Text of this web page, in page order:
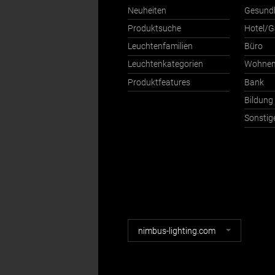
Neuheiten
Produktsuche
Leuchtenfamilien
Leuchtenkategorien
Produktfeatures
Hotel/
Büro
Wohnen
Bank
Bildung
Nimbus
Webseiten
nimbus-lighting.com